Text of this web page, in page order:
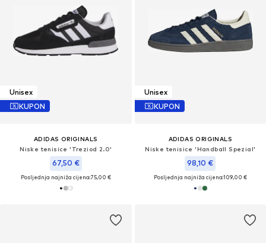
Unisex
KUPON
ADIDAS ORIGINALS
Niske tenisice 'Treziod 2.0'
67,50 €
Posljednja najniža cijena:75,00 €
Unisex
KUPON
ADIDAS ORIGINALS
Niske tenisice 'Handball Spezial'
98,10 €
Posljednja najniža cijena:109,00 €